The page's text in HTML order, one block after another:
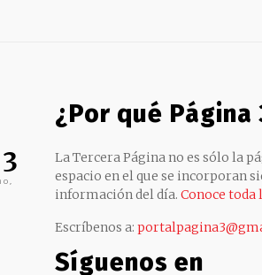
¿Por qué Página
La Tercera Página no es sólo la
espacio en el que se incorporan
información del día. Conoce
Escríbenos a:
Síguenos en